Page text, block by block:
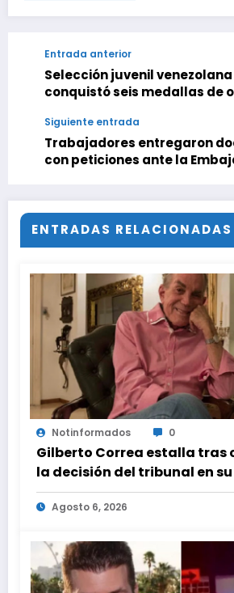
Entrada anterior
Selección juvenil
conquistó seis medallas de
Siguiente entrada
Trabajadores entregaron
con peticiones ante la
ENTRADAS RELACIONADAS
Notinformados 0
Gilberto Correa estalla tras
la decisión del tribunal en
Agosto 6, 2026